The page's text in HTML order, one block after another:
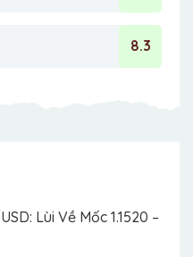
8.3
Lùi Về Mốc 1.1520 –